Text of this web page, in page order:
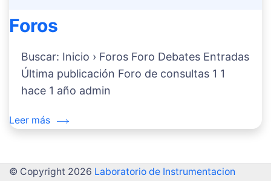
Foros
Buscar: Inicio › Foros Foro Debates Entradas
Última publicación Foro de consultas 1 1
hace 1 año admin
Leer más
© Copyright 2026 Laboratorio de Instrumentacion